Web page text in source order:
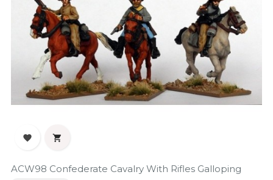
 
ACW98 Confederate Cavalry With Rifles Galloping